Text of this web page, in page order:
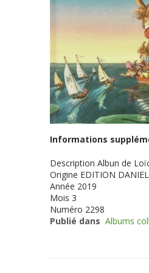
Informations
Description Albun de
Origine EDITION
Année 2019
Mois 3
Numéro 2298
Publié dans Albums